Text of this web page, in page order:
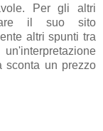
Per gli altri
il suo sito
altri spunti tra
sconta un prezzo